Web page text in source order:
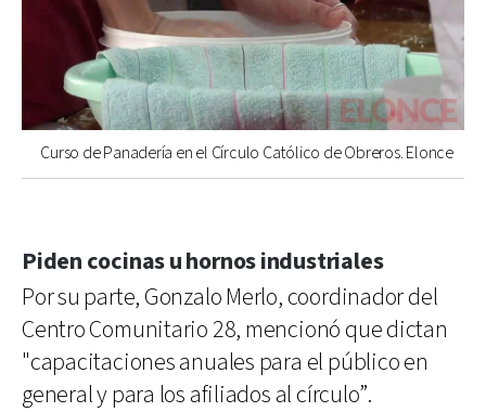
Curso de Panadería en el Círculo Católico de Obreros. Elonce
Piden cocinas u hornos industriales
Por su parte, Gonzalo Merlo, coordinador del
Centro Comunitario 28, mencionó que dictan
"capacitaciones anuales para el público en
general y para los afiliados al círculo”.